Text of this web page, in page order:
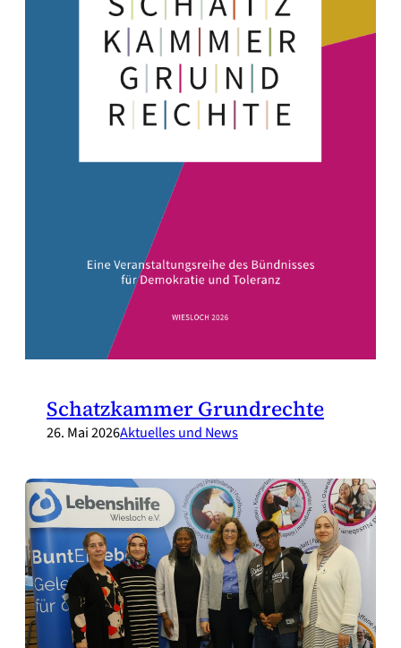
Schatzkammer Grundrechte
26. Mai 2026Aktuelles und News